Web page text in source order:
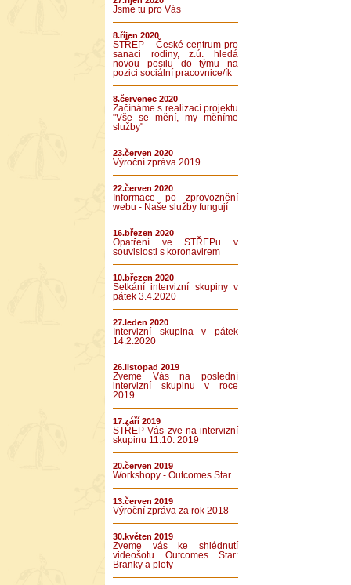
Jsme tu pro Vás
8.říjen 2020
STŘEP – České centrum pro
sanaci rodiny, z.ú. hledá
novou posilu do týmu na
pozici sociální pracovnice/ík
8.červenec 2020
Začínáme s realizací projektu
"Vše se mění, my měníme
služby"
23.červen 2020
Výroční zpráva 2019
22.červen 2020
Informace po zprovoznění
webu - Naše služby fungují
16.březen 2020
Opatření ve STŘEPu v
souvislosti s koronavirem
10.březen 2020
Setkání intervizní skupiny v
pátek 3.4.2020
27.leden 2020
Intervizní skupina v pátek
14.2.2020
26.listopad 2019
Zveme Vás na poslední
intervizní skupinu v roce
2019
17.září 2019
STŘEP Vás zve na intervizní
skupinu 11.10. 2019
20.červen 2019
Workshopy - Outcomes Star
13.červen 2019
Výroční zpráva za rok 2018
30.květen 2019
Zveme vás ke shlédnutí
videošotu Outcomes Star:
Branky a ploty